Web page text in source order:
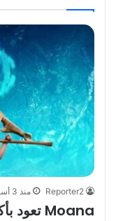
Reporter2 منذ 3 أسابيع
Moana تعود بأكثر واقعية!